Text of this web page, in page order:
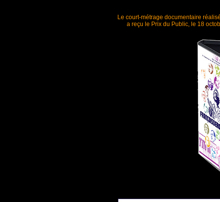
Le court-métrage documentaire
a reçu le Prix du Public, le 18